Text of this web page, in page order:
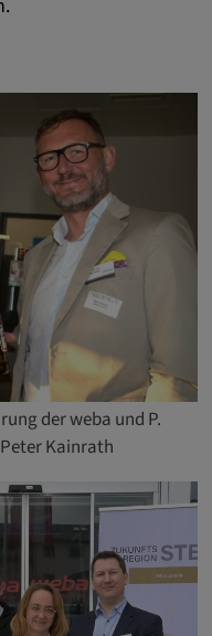
der weba und P.
Kainrath